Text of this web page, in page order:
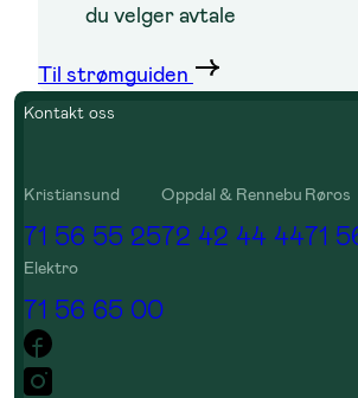
du velger avtale
Til strømguiden
Kontakt oss
Kristiansund
71 56 55 25
Oppdal & Rennebu
72 42 44 44
Røros
71
Elektro
71 56 65 00